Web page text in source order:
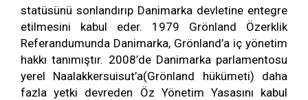
statüsünü sonlandırıp Danimarka devletine entegre
etilmesini kabul eder. 1979 Grönland Özerklik
Referandumunda Danimarka, Grönland’a iç yönetim
hakkı tanımıştır. 2008’de Danimarka parlamentosu
yerel Naalakkersuisut’a(Grönland hükümeti) daha
fazla yetki devreden Öz Yönetim Yasasını kabul